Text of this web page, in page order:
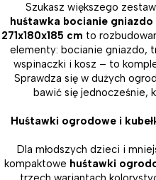
Szukasz większego
huśtawka bocianie
271x180x185 cm to
elementy: bocianie gniazdo,
wspinaczki i kosz – to
Sprawdza się w dużych
bawić się jednocześnie,
Huśtawki ogrodowe i
Dla młodszych dzieci i
kompaktowe huśtawki